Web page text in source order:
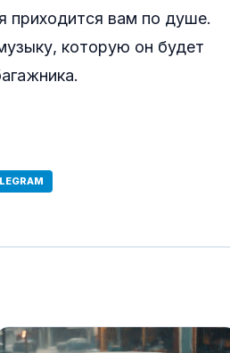
приходится вам по душе.
которую он будет